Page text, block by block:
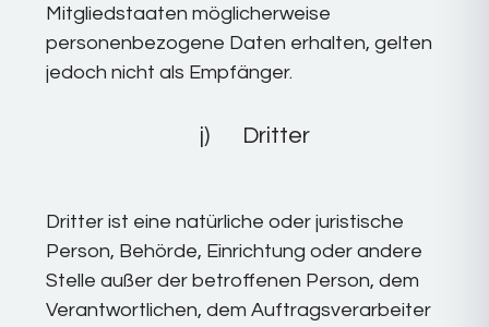
Mitgliedstaaten möglicherweise
personenbezogene Daten erhalten, gelten
jedoch nicht als Empfänger.
j) Dritter
Dritter ist eine natürliche oder juristische
Person, Behörde, Einrichtung oder andere
Stelle außer der betroffenen Person, dem
Verantwortlichen, dem Auftragsverarbeiter